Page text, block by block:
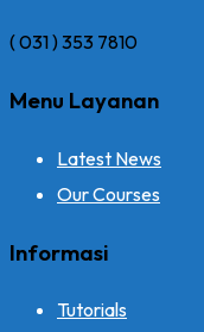
( 031 ) 353 7810
Menu Layanan
Latest News
Our Courses
Informasi
Tutorials